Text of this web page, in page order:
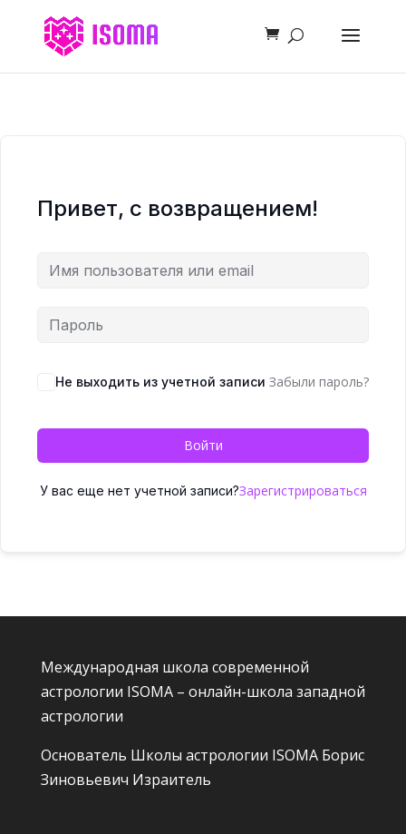
Привет, с возвращением!
Не выходить из учетной записи Забыли пароль?
Войти
У вас еще нет учетной записи?Зарегистрироваться
Международная школа современной
астрологии ISOMA – онлайн-школа западной
астрологии
Основатель Школы астрологии ISOMA Борис
Зиновьевич Израитель